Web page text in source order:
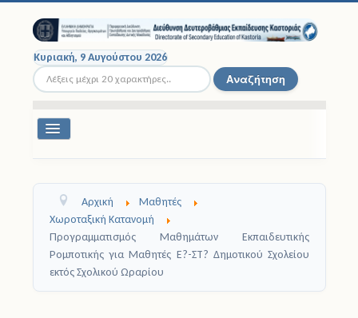
Κυριακή, 9 Αυγούστου 2026
Αναζήτηση... Αναζήτηση
Εναλλαγή
Σχολικές Μονάδες
Εκπαιδευτικοί
Αρχική
Μαθητές
Χωροταξική Κατανομή
Προγραμματισμός Μαθημάτων Εκπαιδευτικής
Ρομποτικής για Μαθητές Ε?-ΣΤ? Δημοτικού Σχολείου
εκτός Σχολικού Ωραρίου